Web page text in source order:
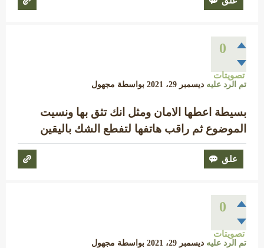
0
تصويتات
تم الرد عليه ديسمبر 29، 2021 بواسطة مجهول
بسيطة اعطها الامان ومثل انك تثق بها ونسيت
الموضوع ثم راقب هاتفها لتفطع الشك باليقين
0
تصويتات
تم الرد عليه ديسمبر 29، 2021 بواسطة مجهول